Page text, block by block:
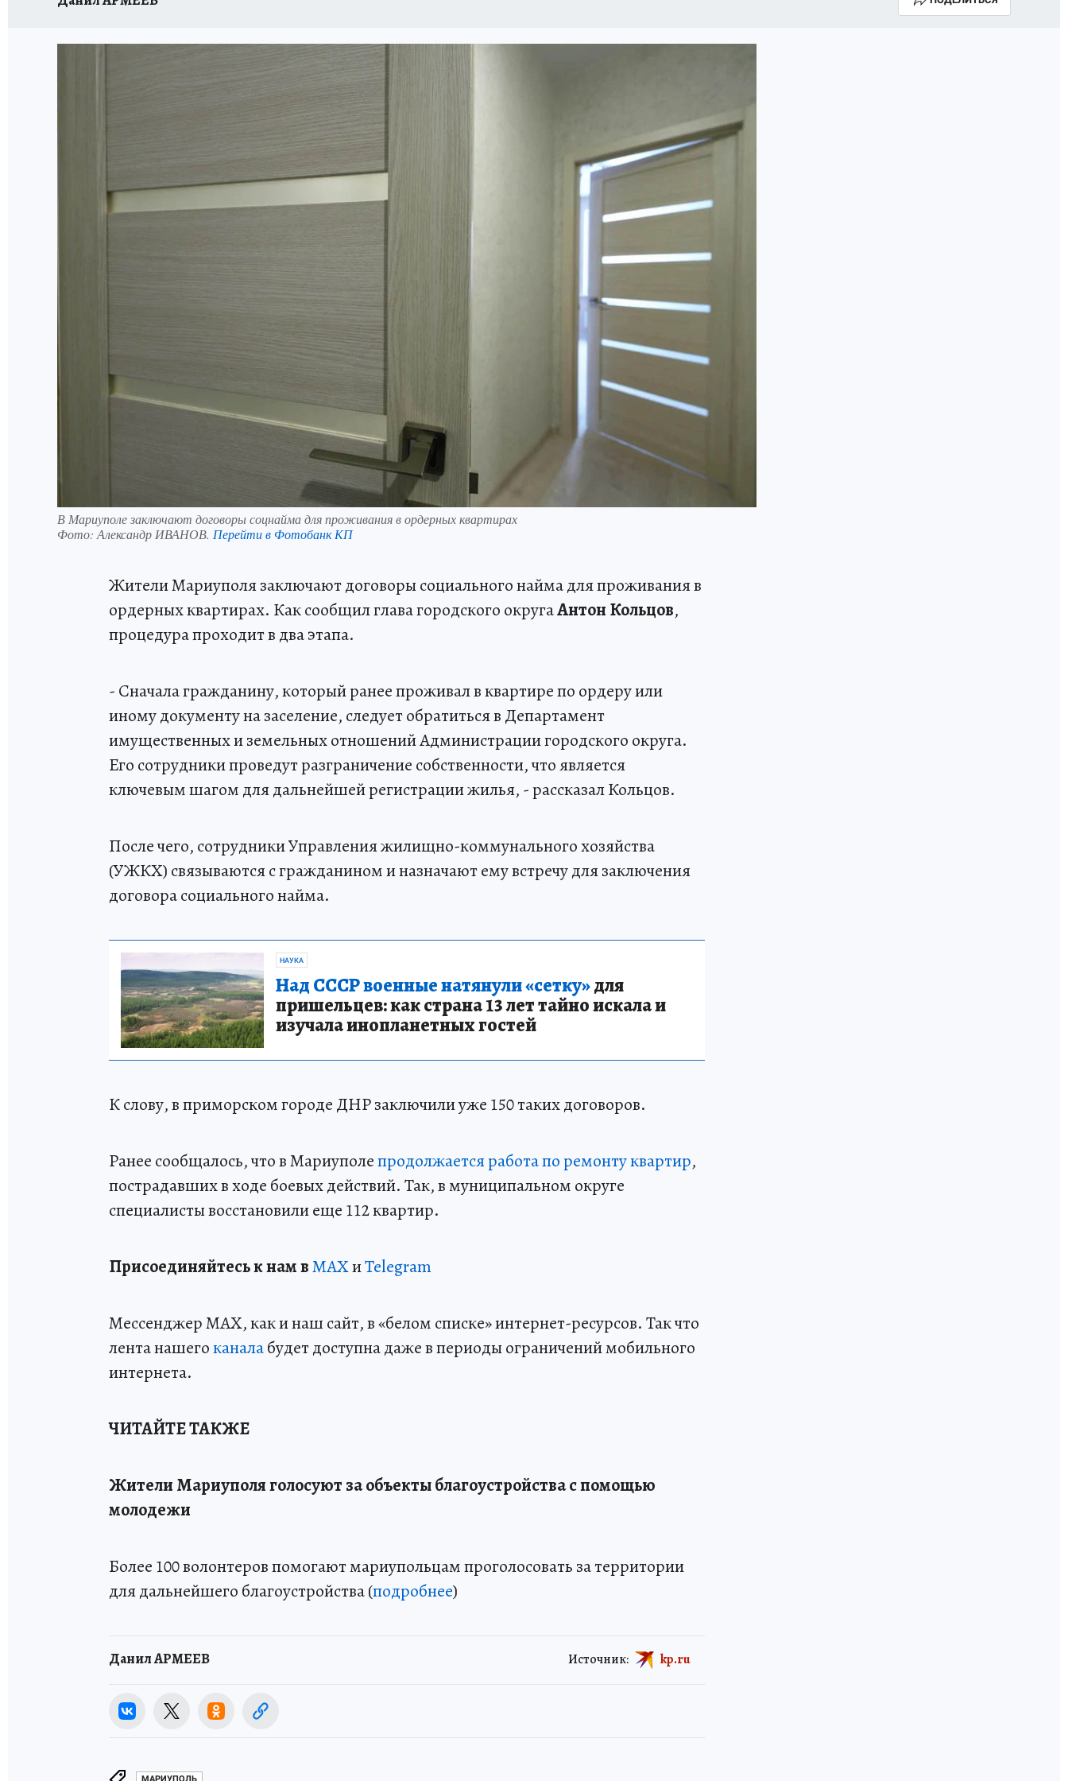
В Мариуполе заключают договоры соцнайма для проживания в ордерных квартирах
Фото: Александр ИВАНОВ. Перейти в Фотобанк КП
Жители Мариуполя заключают договоры социального найма для проживания в
ордерных квартирах. Как сообщил глава городского округаАнтон Кольцов,
процедура проходит в два этапа.
- Сначала гражданину, который ранее проживал в квартире по ордеру или
иному документу на заселение, следует обратиться в Департамент
имущественных и земельных отношений Администрации городского округа.
Его сотрудники проведут разграничение собственности, что является
ключевым шагом для дальнейшей регистрации жилья, - рассказал Кольцов.
После чего, сотрудники Управления жилищно-коммунального хозяйства
(УЖКХ) связываются с гражданином и назначают ему встречу для заключения
договора социального найма.
НАУКА
Над СССР военные натянули «сетку»для
пришельцев: как страна 13 лет тайно искала и
изучала инопланетных гостей
К слову, в приморском городе ДНР заключили уже 150 таких договоров.
Ранее сообщалось, что в Мариуполепродолжается работа по ремонту квартир,
пострадавших в ходе боевых действий. Так, в муниципальном округе
специалисты восстановили еще 112 квартир.
Присоединяйтесь к нам вMAXиTelegram
Мессенджер MAX, как и наш сайт, в «белом списке» интернет-ресурсов. Так что
лента нашегоканалабудет доступна даже в периоды ограничений мобильного
интернета.
ЧИТАЙТЕ ТАКЖЕ
Жители Мариуполя голосуют за объекты благоустройства с помощью
молодежи
Более 100 волонтеров помогают мариупольцам проголосовать за территории
для дальнейшего благоустройства (подробнее)
Данил АРМЕЕВ Источник: kp.ru
МАРИУПОЛЬ